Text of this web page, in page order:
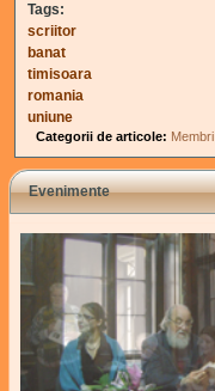
Tags:
scriitor
banat
timisoara
romania
uniune
Categorii de articole: Membri
Evenimente